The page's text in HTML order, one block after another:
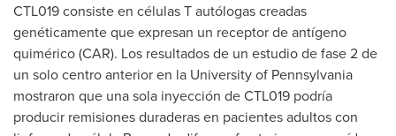
CTL019 consiste en células T autólogas creadas
genéticamente que expresan un receptor de antígeno
quimérico (CAR). Los resultados de un estudio de fase 2 de
un solo centro anterior en la University of Pennsylvania
mostraron que una sola inyección de CTL019 podría
producir remisiones duraderas en pacientes adultos con